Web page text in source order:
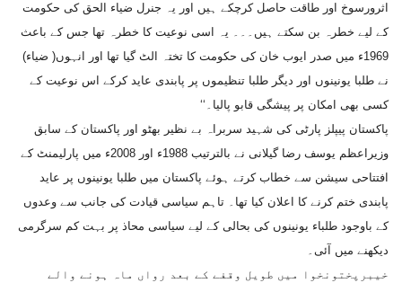
اثرورسوخ اور طاقت حاصل کرچکے ہیں اور یہ جنرل ضیاء الحق کی حکومت
کے لیے خطرہ بن سکتے ہیں۔۔۔ یہ اسی نوعیت کا خطرہ تھا جس کے باعث
1969ء میں صدر ایوب خان کی حکومت کا تختہ الٹ گیا تھا اور انہوں( ضیاء)
نے طلبا یونینوں اور دیگر طلبا تنظیموں پر پابندی عاید کرکے اس نوعیت کے
کسی بھی امکان پر پیشگی قابو پالیا۔‘‘
پاکستان پیپلز پارٹی کی شہید سربراہ بے نظیر بھٹو اور پاکستان کے سابق
وزیراعظم یوسف رضا گیلانی نے بالترتیب 1988ء اور 2008ء میں پارلیمنٹ کے
افتتاحی سیشن سے خطاب کرتے ہوئے پاکستان میں طلبا یونینوں پر عاید
پابندی ختم کرنے کا اعلان کیا تھا۔ تاہم سیاسی قیادت کی جانب سے وعدوں
کے باوجود طلباء یونینوں کی بحالی کے لیے سیاسی محاذ پر بہت کم سرگرمی
دیکھنے میں آئی۔
خیبرپختونخوا میں طویل وقفے کے بعد رواں ماہ ہونے والے